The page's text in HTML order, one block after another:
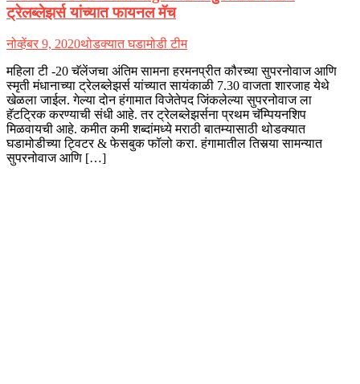
ट्रेलब्लेझर्स यांच्यात फायनल मॅच
नोव्हेंबर 9, 2020थोडक्यात घडामोडी टीम
महिला टी -20 चॅलेंजचा अंतिम सामना हरमनप्रीत कौरच्या सुपरनोवाज आणि
स्मृती मंधानाच्या ट्रेलब्लेझर्स यांच्यात सायंकाळी 7.30 वाजता शारजाह येथे
खेळला जाईल. गेल्या दोन हंगामात विजेतेपद जिंकलेल्या सुपरनोवाज ला
हॅटट्रिक करण्याची संधी आहे. तर ट्रेलब्लेझर्सना प्रथम चॅम्पियनशिप
मिळवायची आहे. कमीत कमी शब्दांमध्ये मराठी बातम्यासाठी थोडक्यात
घडामोडीच्या ट्विटर & फेसबुक फॉलो करा. हंगामातील तिसर्‍या सामन्यात
सुपरनोवाज आणि […]